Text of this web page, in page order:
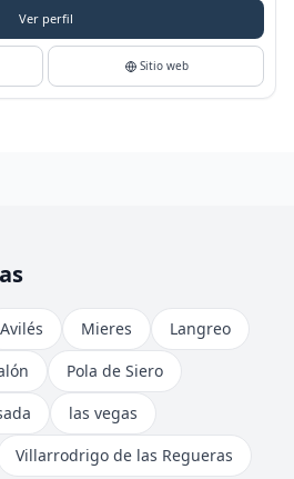
Ver perfil
Sitio web
Avilés Mieres
Langreo
Pola de Siero
las vegas
Villarrodrigo de las Regueras